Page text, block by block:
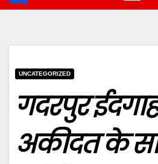
UNCATEGORIZED
गदरपुर
अकीदत के